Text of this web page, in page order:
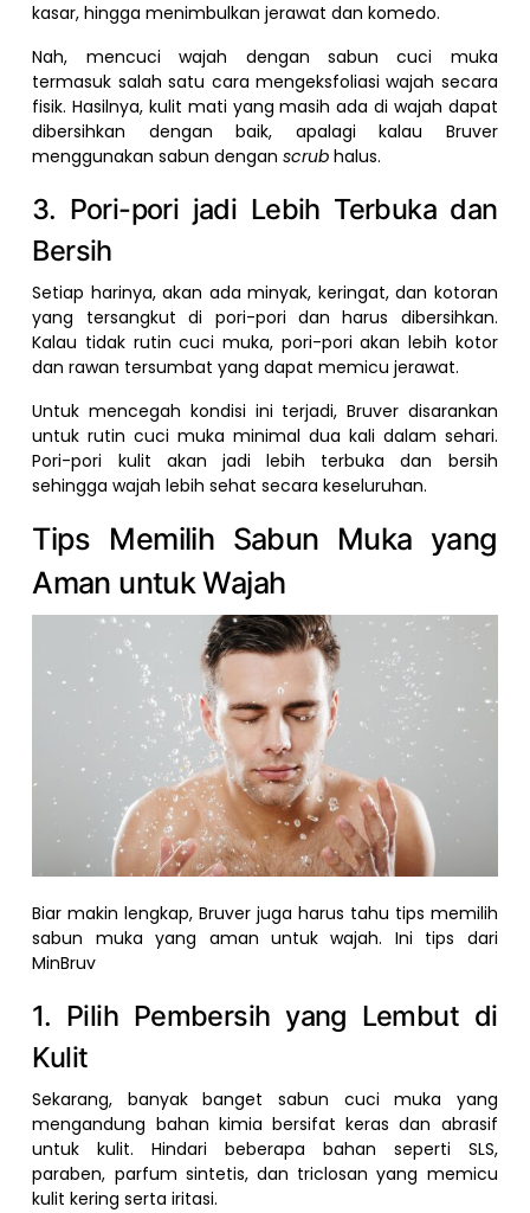
kasar, hingga menimbulkan jerawat dan komedo.
Nah, mencuci wajah dengan sabun cuci muka
termasuk salah satu cara mengeksfoliasi wajah secara
fisik. Hasilnya, kulit mati yang masih ada di wajah dapat
dibersihkan dengan baik, apalagi kalau Bruver
menggunakan sabun denganscrubhalus.
3. Pori-pori jadi Lebih Terbuka dan
Bersih
Setiap harinya, akan ada minyak, keringat, dan kotoran
yang tersangkut di pori-pori dan harus dibersihkan.
Kalau tidak rutin cuci muka, pori-pori akan lebih kotor
dan rawan tersumbat yang dapat memicu jerawat.
Untuk mencegah kondisi ini terjadi, Bruver disarankan
untuk rutin cuci muka minimal dua kali dalam sehari.
Pori-pori kulit akan jadi lebih terbuka dan bersih
sehingga wajah lebih sehat secara keseluruhan.
Tips Memilih Sabun Muka yang
Aman untuk Wajah
Biar makin lengkap, Bruver juga harus tahu tips memilih
sabun muka yang aman untuk wajah. Ini tips dari
MinBruv
1. Pilih Pembersih yang Lembut di
Kulit
Sekarang, banyak banget sabun cuci muka yang
mengandung bahan kimia bersifat keras dan abrasif
untuk kulit. Hindari beberapa bahan seperti SLS,
paraben, parfum sintetis, dan triclosan yang memicu
kulit kering serta iritasi.